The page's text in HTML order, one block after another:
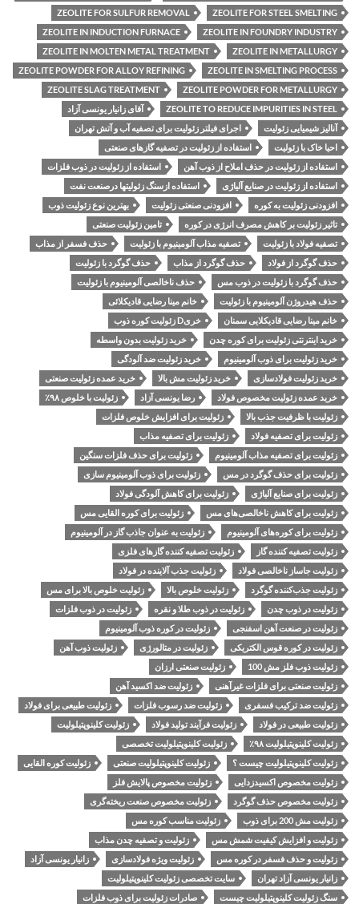
ZEOLITE FOR STEEL SMELTING
ZEOLITE FOR SULFUR REMOVAL
ZEOLITE IN FOUNDRY INDUSTRY
ZEOLITE IN INDUCTION FURNACE
ZEOLITE IN METALLURGY
ZEOLITE IN MOLTEN METAL TREATMENT
ZEOLITE IN SMELTING PROCESS
ZEOLITE POWDER FOR ALLOY REFINING
ZEOLITE POWDER FOR METALLURGY
ZEOLITE SLAG TREATMENT
ZEOLITE TO REDUCE IMPURITIES IN STEEL
آقای زانیار یونسی آزاد
آنالیز شیمیایی زئولیت
اجرای فیلتر زئولیت برای تصفیه آب و آتش تهران
احیا خاک با زئولیت
استفاده از زئولیت در تصفیه گازهای صنعتی
استفاده از زئولیت در حذف املاح از ذوب آهن
استفاده از زئولیت در ذوب فلزات
استفاده از زئولیت در صنایع آلیاژی
استفاده ازسنگ زئولیتها درصنعت نفت
افزودنی زئولیت به کوره
افزودنی صنعتی زئولیت
بهترین نوع زئولیت ذوب
تاثیر زئولیت بر کاهش مصرف انرژی در کوره
تامین زئولیت صنعتی
تصفیه فولاد با زئولیت
تصفیه مذاب آلومینیوم با زئولیت
حذف فسفر از مذاب
حذف گوگرد از فولاد
حذف گوگرد از مذاب
حذف گوگرد با زئولیت
حذف گوگرد با زئولیت در ذوب مس
حذف ناخالصی آلومینیوم با زئولیت
حذف هیدروژن آلومینیوم با زئولیت
خانم مینا رضایی قادیکلائی
خانم مینا رضایی قادیکلایی سمنان
خریD زئولیت کوره ذوب
خرید اینترنتی زئولیت برای کوره چدن
خرید زئولیت بدون واسطه
خرید زئولیت برای ذوب آلومینیوم
خرید زئولیت ضد آلودگی
خرید زئولیت فولادسازی
خرید زئولیت مش بالا
خرید عمده زئولیت صنعتی
خرید عمده زئولیت مخصوص فولاد
رضا یونسی آزاد
زئولیت با خلوص ۹۸٪
زئولیت با ظرفیت جذب بالا
زئولیت برای افزایش خلوص فلزات
زئولیت برای تصفیه فولاد
زئولیت برای تصفیه مذاب
زئولیت برای تصفیه مذاب آلومینیوم
زئولیت برای حذف فلزات سنگین
زئولیت برای حذف گوگرد در مس
زئولیت برای ذوب آلومینیوم سازی
زئولیت برای صنایع آلیاژی
زئولیت برای کاهش آلودگی فولاد
زئولیت برای کاهش ناخالصی‌های مس
زئولیت برای کوره القایی مس
زئولیت برای کوره‌های آلومینیوم
زئولیت به عنوان جاذب گاز در آلومینیوم
زئولیت تصفیه کننده گاز
زئولیت تصفیه کننده گازهای فلزی
زئولیت جاساز ناخالصی فولاد
زئولیت جذب آلاینده در فولاد
زئولیت جذب‌کننده گوگرد
زئولیت خلوص بالا
زئولیت خلوص بالا برای مس
زئولیت در ذوب چدن
زئولیت در ذوب طلا و نقره
زئولیت در ذوب فلزات
زئولیت در صنعت آهن اسفنجی
زئولیت در کوره ذوب آلومینیوم
زئولیت در کوره قوس الکتریکی
زئولیت در متالورژی
زئولیت ذوب آهن
زئولیت ذوب فلز مش 100
زئولیت صنعتی ارزان
زئولیت صنعتی برای فلزات غیرآهنی
زئولیت ضد اکسید آهن
زئولیت ضد ترکیب فسفری
زئولیت ضد رسوب فلزات
زئولیت طبیعی برای فولاد
زئولیت طبیعی در فولاد
زئولیت فرآیند تولید فولاد
زئولیت کلینوپتیلولیت
زئولیت کلینوپتیلولیت ۹۸٪
زئولیت کلینوپتیلولیت تخصصی
زئولیت کلینوپتیلولیت چیست ؟
زئولیت کلینوپتیلولیت صنعتی
زئولیت کوره القایی
زئولیت مخصوص اکسیدزدایی
زئولیت مخصوص پالایش فلز
زئولیت مخصوص حذف گوگرد
زئولیت مخصوص صنعت ریخته‌گری
زئولیت مش 200 برای ذوب
زئولیت مناسب کوره مس
زئولیت و افزایش کیفیت شمش مس
زئولیت و تصفیه چدن مذاب
زئولیت و حذف فسفر در کوره مس
زئولیت ویژه فولادسازی
زانیار یونسی آزاد
زانیار یونسی آزاد تهران
سایت تخصصی زئولیت کلینوپتیلولیت
سنگ زئولیت کلینوپتیلولیت چیست
صادرات زئولیت برای ذوب فلزات